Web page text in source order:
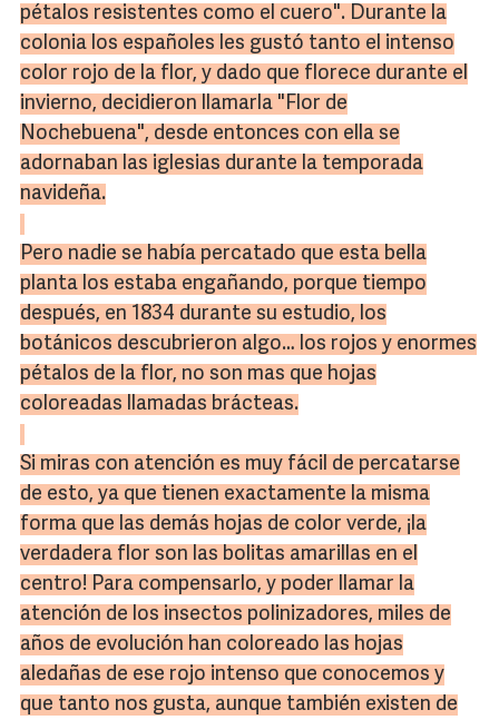
pétalos resistentes como el cuero". Durante la
colonia los españoles les gustó tanto el intenso
color rojo de la flor, y dado que florece durante el
invierno, decidieron llamarla "Flor de
Nochebuena", desde entonces con ella se
adornaban las iglesias durante la temporada
navideña.
Pero nadie se había percatado que esta bella
planta los estaba engañando, porque tiempo
después, en 1834 durante su estudio, los
botánicos descubrieron algo… los rojos y enormes
pétalos de la flor, no son mas que hojas
coloreadas llamadas brácteas.
Si miras con atención es muy fácil de percatarse
de esto, ya que tienen exactamente la misma
forma que las demás hojas de color verde, ¡la
verdadera flor son las bolitas amarillas en el
centro! Para compensarlo, y poder llamar la
atención de los insectos polinizadores, miles de
años de evolución han coloreado las hojas
aledañas de ese rojo intenso que conocemos y
que tanto nos gusta, aunque también existen de